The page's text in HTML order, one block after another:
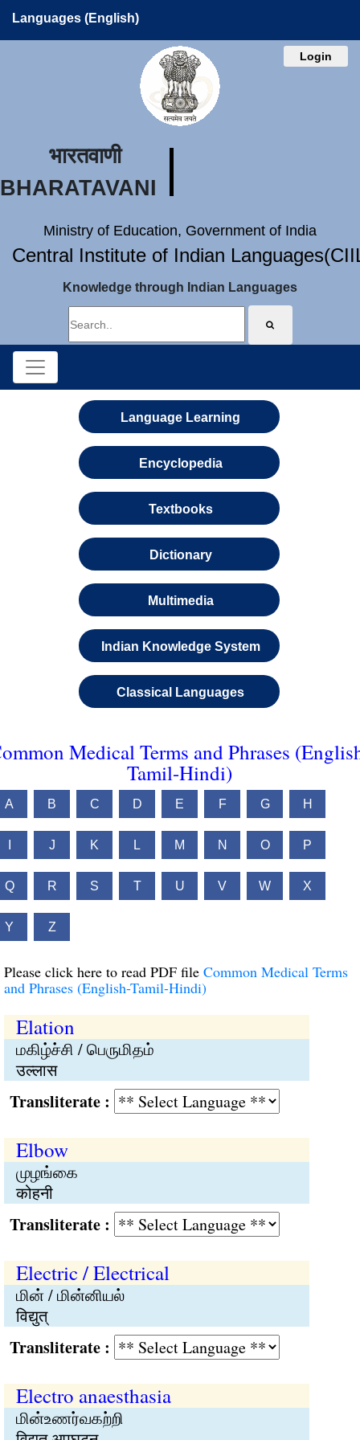
Languages (English)
Login
भारतवाणी
BHARATAVANI
Ministry of Education, Government of India
Central Institute of Indian
Knowledge through Indian Languages
Language Learning
Encyclopedia
Textbooks
Dictionary
Multimedia
Indian Knowledge System
Classical Languages
Medical Terms and Phrases
Tamil-Hindi)
A B C D E F G H
J K L M N O P
Q R S T U V W X
Y Z
Please click here to read PDF file Common Medical Terms
and Phrases (English-Tamil-Hindi)
Elation
மகிழ்ச்சி / பெருமிதம்
उल्लास
:
Elbow
முழங்கை
कोहनी
:
Electric / Electrical
மின் / மின்னியல்
विद्युत्
:
Electro anaesthasia
மின்உணர்வகற்றி